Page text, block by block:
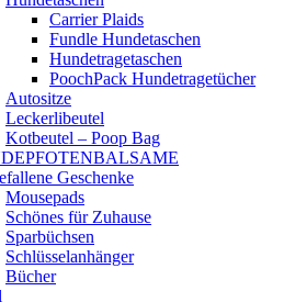
Carrier Plaids
Fundle Hundetaschen
Hundetragetaschen
PoochPack Hundetragetücher
Autositze
Leckerlibeutel
Kotbeutel – Poop Bag
Geschenke
Mousepads
Schönes für Zuhause
Sparbüchsen
Schlüsselanhänger
Bücher